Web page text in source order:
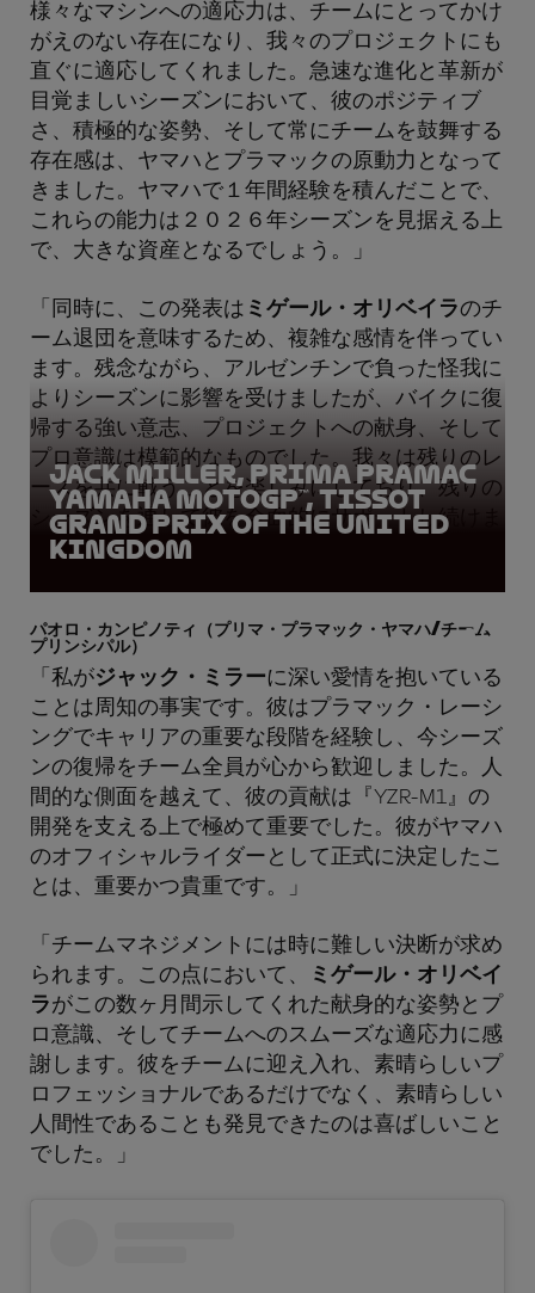
様々なマシンへの適応力は、チームにとってかけ
がえのない存在になり、我々のプロジェクトにも
直ぐに適応してくれました。急速な進化と革新が
目覚ましいシーズンにおいて、彼のポジティブ
さ、積極的な姿勢、そして常にチームを鼓舞する
存在感は、ヤマハとプラマックの原動力となって
きました。ヤマハで１年間経験を積んだことで、
これらの能力は２０２６年シーズンを見据える上
で、大きな資産となるでしょう。」
「同時に、この発表は ミゲール・オリベイラのチ
ーム退団を意味するため、複雑な感情を伴ってい
ます。残念ながら、アルゼンチンで負った怪我に
よりシーズンに影響を受けましたが、バイクに復
帰する強い意志、プロジェクトへの献身、そして
プロ意識は模範的なものでした。我々は残りのレ
ースを共に戦うことを楽しみにしており、残りの
シーズンを通して彼を全面的にサポートし続けま
す。」
Jack Miller, Prima Pramac
Yamaha MotoGP™, Tissot
Grand Prix of the United
Kingdom
パオロ・カンピノティ（プリマ・プラマック・ヤマハ/チーム
プリンシパル）
「私がジャック・ミラーに深い愛情を抱いている
ことは周知の事実です。彼はプラマック・レーシ
ングでキャリアの重要な段階を経験し、今シーズ
ンの復帰をチーム全員が心から歓迎しました。人
間的な側面を越えて、彼の貢献は『YZR-M1』の
開発を支える上で極めて重要でした。彼がヤマハ
のオフィシャルライダーとして正式に決定したこ
とは、重要かつ貴重です。」
「チームマネジメントには時に難しい決断が求め
られます。この点において、
ミゲール・オリベイ
ラがこの数ヶ月間示してくれた献身的な姿勢とプ
ロ意識、そしてチームへのスムーズな適応力に感
謝します。彼をチームに迎え入れ、素晴らしいプ
ロフェッショナルであるだけでなく、素晴らしい
人間性であることも発見できたのは喜ばしいこと
でした。」